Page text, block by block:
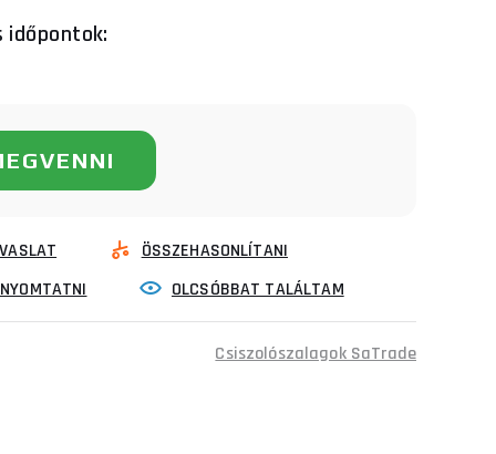
időpontok:
ÖSSZEHASONLÍTANI
OLCSÓBBAT TALÁLTAM
Csiszolószalagok SaTrade